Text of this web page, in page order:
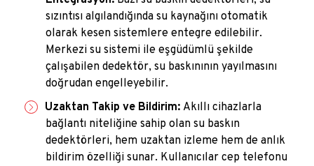
sızıntısı algılandığında su kaynağını otomatik
olarak kesen sistemlere entegre edilebilir.
Merkezi su sistemi ile eşgüdümlü şekilde
çalışabilen dedektör, su baskınının yayılmasını
doğrudan engelleyebilir.
Uzaktan Takip ve Bildirim: Akıllı cihazlarla
bağlantı niteliğine sahip olan su baskın
dedektörleri, hem uzaktan izleme hem de anlık
bildirim özelliği sunar. Kullanıcılar cep telefonu